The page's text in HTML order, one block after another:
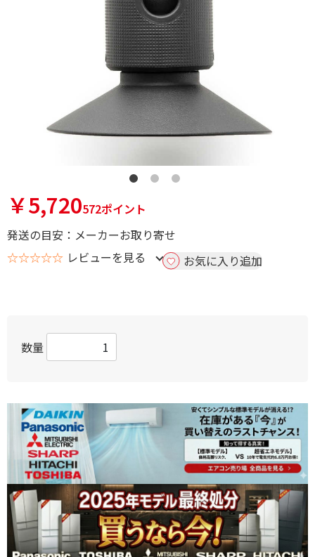
￥5,720572ポイント
発送の目安：メーカーお取り寄せ
☆☆☆☆☆ レビューを見る お気に入り追加
数量